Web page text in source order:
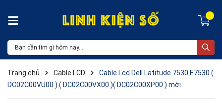
Trang chủ Cable LCD
Cable Lcd Dell Latitude 7530 E7530 (
DC02C00VU00 ) ( DC02C00VX00 )( DC02C00XP00 ) mới